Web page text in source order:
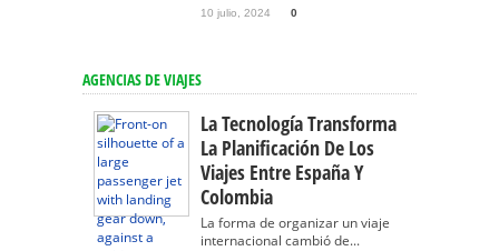
10 julio, 2024 0
AGENCIAS DE VIAJES
La Tecnología Transforma
La Planificación De Los
Viajes Entre España Y
Colombia
La forma de organizar un viaje
internacional cambió de...